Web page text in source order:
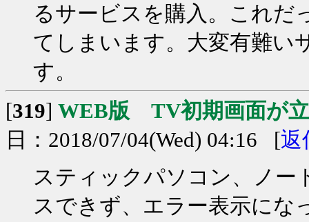
るサービスを購入。これだ
てしまいます。大変有難い
す。
[319] WEB版 TV初期画面が
日：2018/07/04(Wed) 04:16 [返
スティックパソコン、ノー
スできず、エラー表示にな